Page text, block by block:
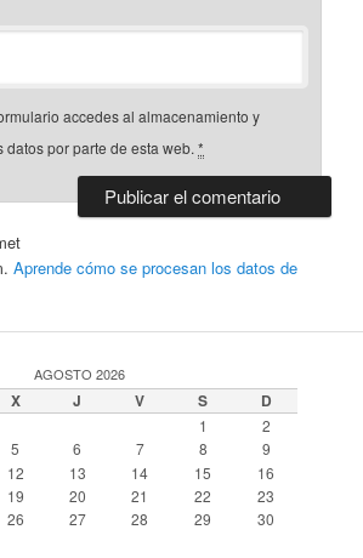
accedes al almacenamiento y
datos por parte de esta web.*
Aprende cómo se procesan los datos de
AGOSTO 2026
X J V S D
1 2
5 6 7 8
9
12 13 14 15
16
19 20 21 22
23
26 27 28 29
30